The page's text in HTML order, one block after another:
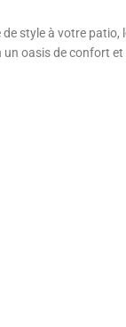
style à votre
oasis de confort et